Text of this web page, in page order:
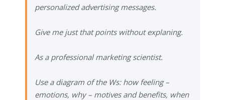
personalized advertising messages.
Give me just that points without explaning.
As a professional marketing scientist.
Use a diagram of the Ws: how feeling –
emotions, why – motives and benefits, when